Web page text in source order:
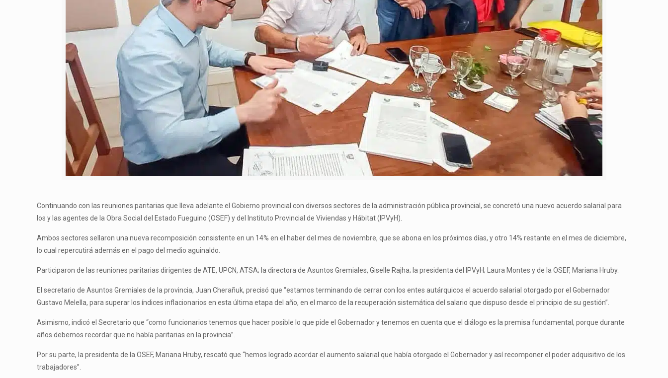
Continuando con las reuniones paritarias que lleva adelante el Gobierno provincial con diversos sectores de la administración pública provincial, se concretó una nuevo acuerdo salarial para
los y las agentes de la Obra Social del Estado Fueguino (OSEF) y del Instituto Provincial de Viviendas y Hábitat (IPVyH).
Ambos sectores sellaron una nueva recomposición consistente en un 14% en el haber del mes de noviembre, que se abona en los próximos días, y otro 14% restante en el mes de diciembre,
lo cual repercutirá además en el pago del medio aguinaldo.
Participaron de las reuniones paritarias dirigentes de ATE, UPCN, ATSA; la directora de Asuntos Gremiales, Giselle Rajha; la presidenta del IPVyH; Laura Montes y de la OSEF, Mariana Hruby.
El secretario de Asuntos Gremiales de la provincia, Juan Cherañuk, precisó que “estamos terminando de cerrar con los entes autárquicos el acuerdo salarial otorgado por el Gobernador
Gustavo Melella, para superar los índices inflacionarios en esta última etapa del año, en el marco de la recuperación sistemática del salario que dispuso desde el principio de su gestión”.
Asimismo, indicó el Secretario que “como funcionarios tenemos que hacer posible lo que pide el Gobernador y tenemos en cuenta que el diálogo es la premisa fundamental, porque durante
años debemos recordar que no había paritarias en la provincia”.
Por su parte, la presidenta de la OSEF, Mariana Hruby, rescató que “hemos logrado acordar el aumento salarial que había otorgado el Gobernador y así recomponer el poder adquisitivo de los
trabajadores”.